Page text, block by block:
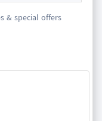
& special offers